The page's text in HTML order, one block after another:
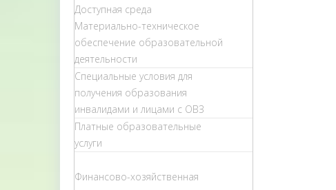
Доступная среда
Материально-техническое
обеспечение образовательной
деятельности
Специальные условия для
получения образования
инвалидами и лицами с ОВЗ
Платные образовательные
услуги
Финансово-хозяйственная